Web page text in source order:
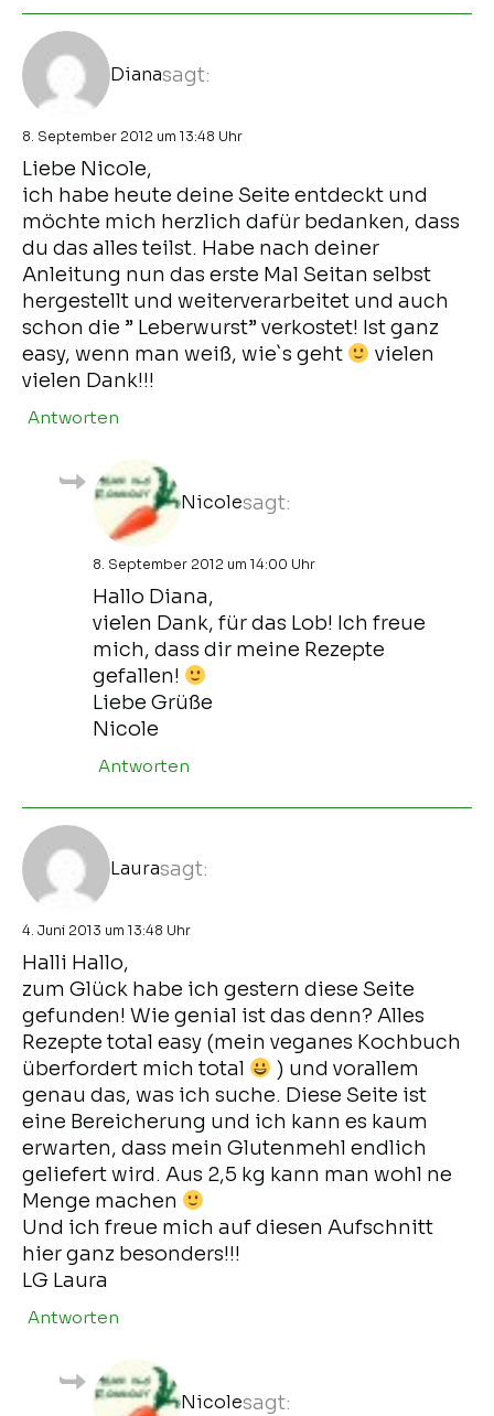
Dianasagt:
8. September 2012 um 13:48 Uhr
Liebe Nicole,
ich habe heute deine Seite entdeckt und
möchte mich herzlich dafür bedanken, dass
du das alles teilst. Habe nach deiner
Anleitung nun das erste Mal Seitan selbst
hergestellt und weiterverarbeitet und auch
schon die ” Leberwurst” verkostet! Ist ganz
easy, wenn man weiß, wie`s geht
vielen
vielen Dank!!!
Antworten
Nicolesagt:
8. September 2012 um 14:00 Uhr
Hallo Diana,
vielen Dank, für das Lob! Ich freue
mich, dass dir meine Rezepte
gefallen!
Liebe Grüße
Nicole
Antworten
Laurasagt:
4. Juni 2013 um 13:48 Uhr
Halli Hallo,
zum Glück habe ich gestern diese Seite
gefunden! Wie genial ist das denn? Alles
Rezepte total easy (mein veganes Kochbuch
überfordert mich total
) und vorallem
genau das, was ich suche. Diese Seite ist
eine Bereicherung und ich kann es kaum
erwarten, dass mein Glutenmehl endlich
geliefert wird. Aus 2,5 kg kann man wohl ne
Menge machen
Und ich freue mich auf diesen Aufschnitt
hier ganz besonders!!!
LG Laura
Antworten
Nicolesagt: